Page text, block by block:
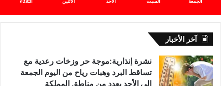
الجمعة السبت الأحد الأثنين الثلاثاء
آخر الأخبار
نشرة إنذارية:موجة حر وزخات رعدية مع
تساقط البرد وهبات رياح من اليوم الجمعة
إلى الأحد بعدد من مناطق المملكة